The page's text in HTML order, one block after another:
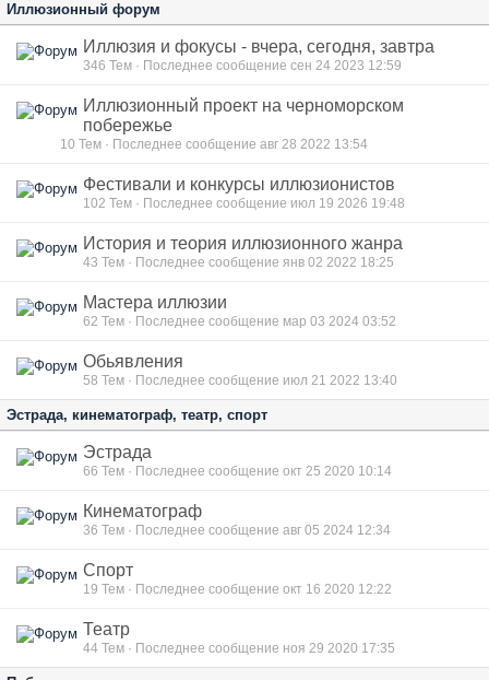
Иллюзионный форум
Иллюзия и фокусы - вчера, сегодня, завтра
346 Тем · Последнее сообщение сен 24 2023 12:59
Иллюзионный проект на черноморском
побережье
10 Тем · Последнее сообщение авг 28 2022 13:54
Фестивали и конкурсы иллюзионистов
102 Тем · Последнее сообщение июл 19 2026 19:48
История и теория иллюзионного жанра
43 Тем · Последнее сообщение янв 02 2022 18:25
Мастера иллюзии
62 Тем · Последнее сообщение мар 03 2024 03:52
Обьявления
58 Тем · Последнее сообщение июл 21 2022 13:40
Эстрада, кинематограф, театр, спорт
Эстрада
66 Тем · Последнее сообщение окт 25 2020 10:14
Кинематограф
36 Тем · Последнее сообщение авг 05 2024 12:34
Спорт
19 Тем · Последнее сообщение окт 16 2020 12:22
Театр
44 Тем · Последнее сообщение ноя 29 2020 17:35